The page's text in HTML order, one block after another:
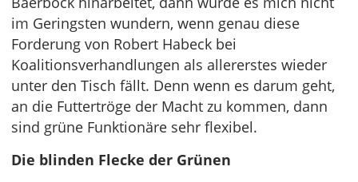
im Geringsten wundern, wenn genau diese
Forderung von Robert Habeck bei
Koalitionsverhandlungen als allererstes wieder
unter den Tisch fällt. Denn wenn es darum geht,
an die Futtertröge der Macht zu kommen, dann
sind grüne Funktionäre sehr flexibel.
Die blinden Flecke der Grünen